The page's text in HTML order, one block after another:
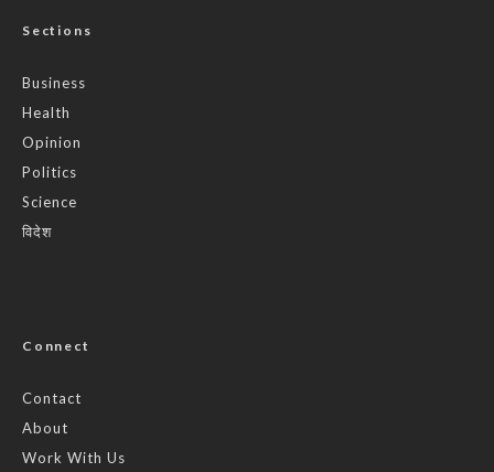
Sections
Business
Health
Opinion
Politics
Science
विदेश
Connect
Contact
About
Work With Us